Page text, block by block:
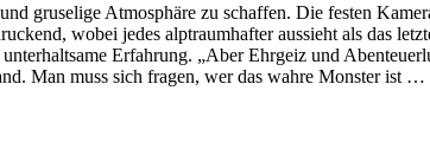
gruselige Atmosphäre zu schaffen. Die festen
wobei jedes alptraumhafter aussieht als das
Erfahrung. „Aber Ehrgeiz und
Man muss sich fragen, wer das wahre Monster ist …